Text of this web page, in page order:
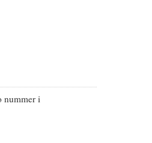
nummer i